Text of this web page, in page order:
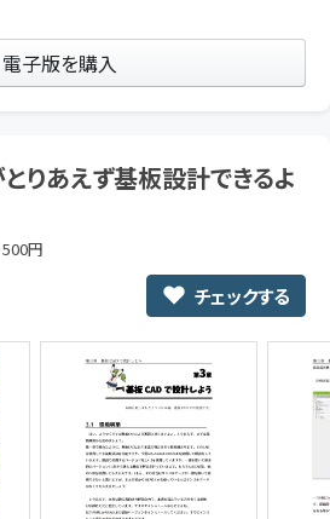
電子版を購入
りあえず基板設計できるよ
500円
チェックする